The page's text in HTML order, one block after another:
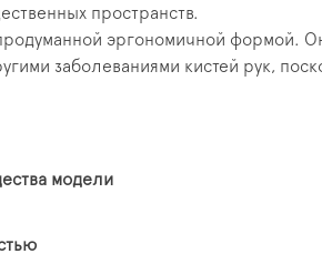
пространств.
эргономичной формой.
заболеваниями кистей рук,
модели